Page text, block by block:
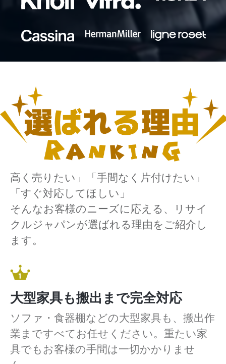
高く売りたい」「手間なく片付けたい」
「すぐ対応してほしい」
そんなお客様のニーズに応える、リサイ
クルジャパンが選ばれる理由をご紹介し
ます。
大型家具も搬出まで完全対応
ソファ・食器棚などの大型家具も、搬出作
業まですべてお任せください。重たい家
具でもお客様の手間は一切かかりませ